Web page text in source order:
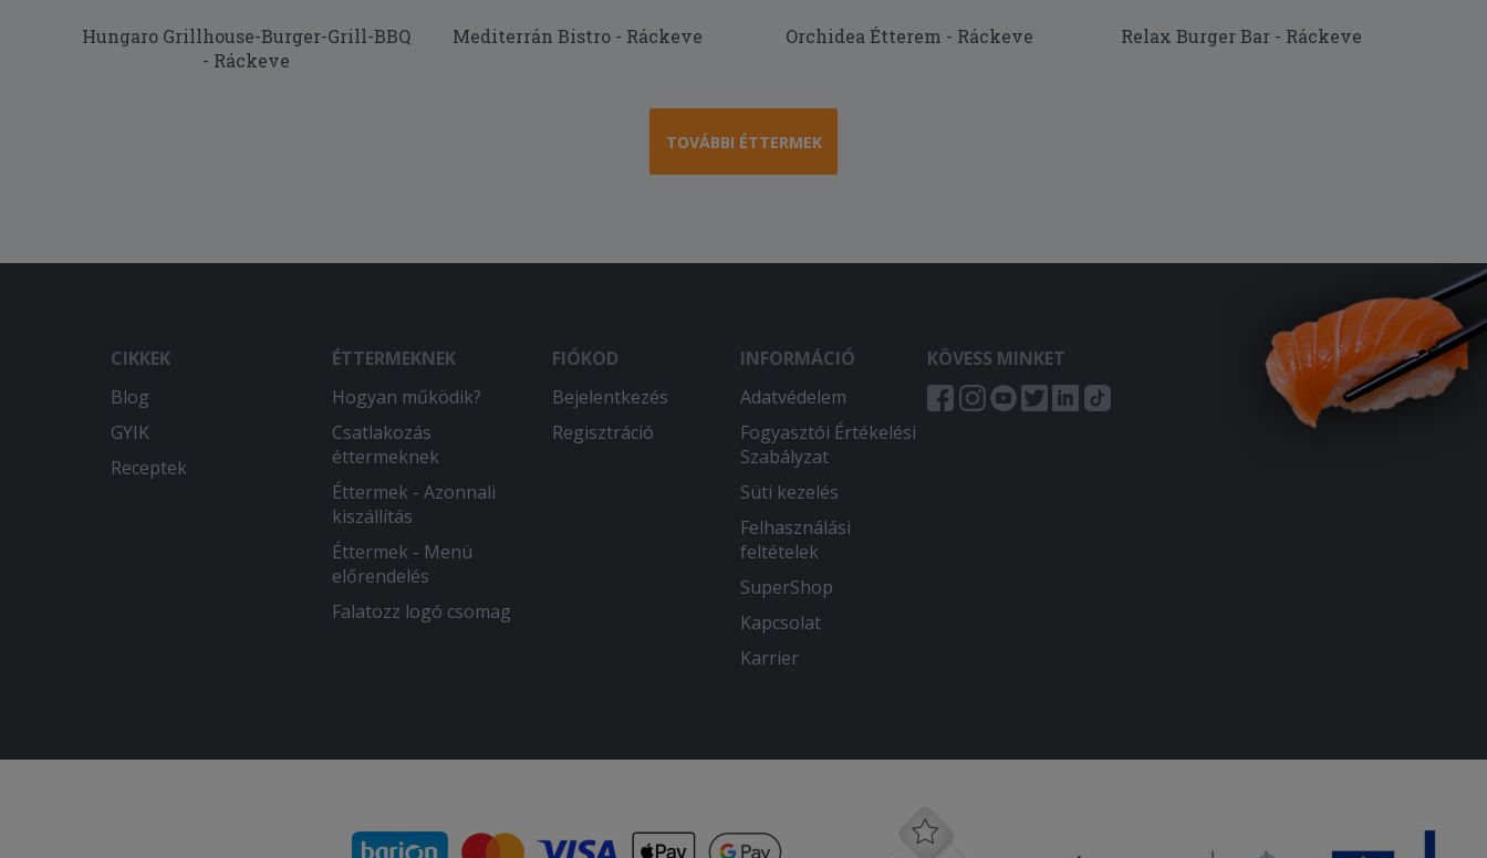
Hungaro Grillhouse-Burger-Grill-BBQ
- Ráckeve
Mediterrán Bistro - Ráckeve Orchidea Étterem - Ráckeve Relax Burger Bar - Ráckeve
TOVÁBBI ÉTTERMEK
CIKKEK
Blog
GYIK
Receptek
ÉTTERMEKNEK
Hogyan működik?
Csatlakozás
éttermeknek
Éttermek - Azonnali
kiszállítás
Éttermek - Menü
előrendelés
Falatozz logó csomag
FIÓKOD
Bejelentkezés
Regisztráció
INFORMÁCIÓ
Adatvédelem
Fogyasztói Értékelési
Szabályzat
Süti kezelés
Felhasználási
feltételek
SuperShop
Kapcsolat
Karrier
KÖVESS MINKET